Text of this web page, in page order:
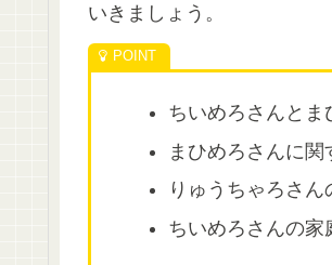
いきましょう。
ちいめろさんとま
まひめろさんに
りゅうちゃろさ
ちいめろさんの家